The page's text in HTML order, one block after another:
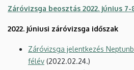
Záróvizsga beosztás 2022. június 7-
2022. júniusi záróvizsga időszak
Záróvizsga jelentkezés
félév (2022.02.24.)